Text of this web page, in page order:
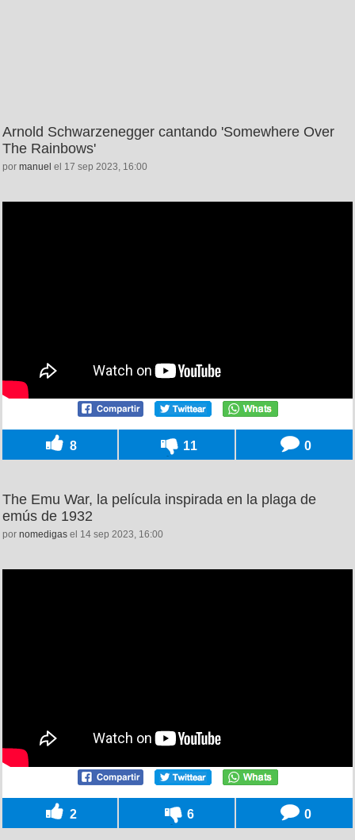
Arnold Schwarzenegger cantando 'Somewhere Over
The Rainbows'
por manuel el 17 sep 2023, 16:00
8 11 0
The Emu War, la película inspirada en la plaga de
emús de 1932
por nomedigas el 14 sep 2023, 16:00
2 6 0